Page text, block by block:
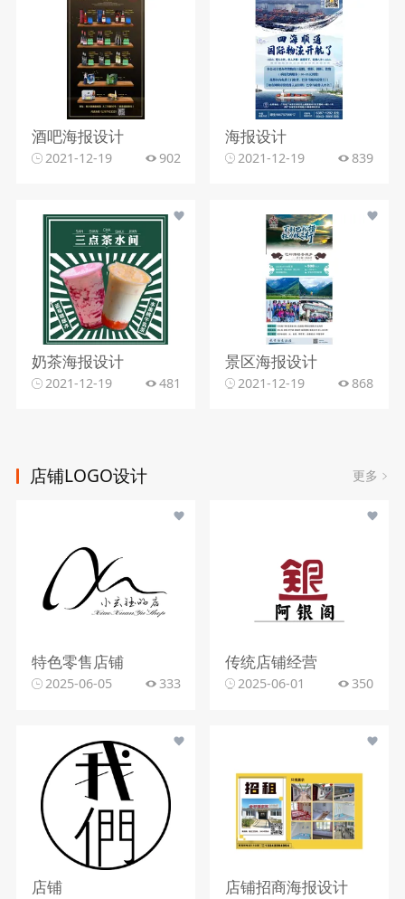
酒吧海报设计
2021-12-19 902
海报设计
2021-12-19 839
奶茶海报设计
2021-12-19 481
景区海报设计
2021-12-19 868
店铺LOGO设计 更多
特色零售店铺
2025-06-05 333
传统店铺经营
2025-06-01 350
店铺 店铺招商海报设计